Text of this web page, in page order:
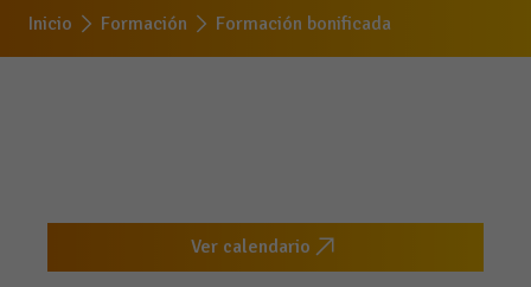
Inicio Formación Formación bonificada
Ver calendario